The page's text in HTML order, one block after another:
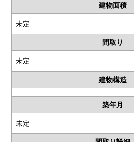
建物面積
未定
間取り
未定
建物構造
築年月
未定